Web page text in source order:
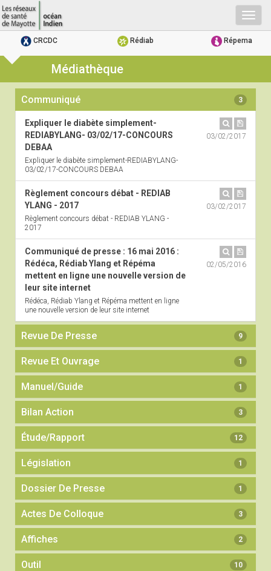
CRCDC Rédiab Répema
Médiathèque
Communiqué 3
Expliquer le diabète simplement-
REDIABYLANG- 03/02/17-CONCOURS
DEBAA
Expliquer le diabète simplement-REDIABYLANG-
03/02/17-CONCOURS DEBAA
03/02/2017
Règlement concours débat - REDIAB
YLANG - 2017
Règlement concours débat - REDIAB YLANG -
2017
03/02/2017
Communiqué de presse : 16 mai 2016 :
Rédéca, Rédiab Ylang et Répéma
mettent en ligne une nouvelle version de
leur site internet
Rédéca, Rédiab Ylang et Répéma mettent en ligne
une nouvelle version de leur site internet
02/05/2016
Revue De Presse 9
Revue Et Ouvrage 1
Manuel/guide 1
Bilan Action 3
Étude/rapport 12
Législation 1
Dossier De Presse 1
Actes De Colloque 3
Affiches 2
Outil 10